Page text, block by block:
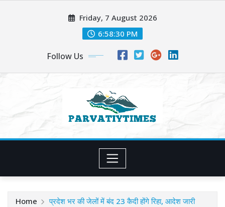
Friday, 7 August 2026
6:58:32 PM
Follow Us
Home प्रदेश भर की जेलों में बंद 23 कैदी होंगे रिहा, आदेश जारी